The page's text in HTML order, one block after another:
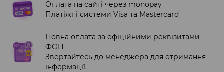
Оплата на сайті через monopay
Платіжні системи Visa та Mastercard
Повна оплата за офіційними реквізитами
ФОП
Звертайтесь до менеджера для отримання
інформації.